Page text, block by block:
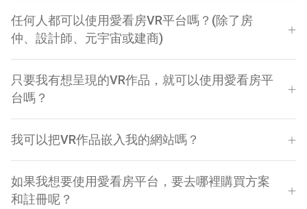
任何人都可以使用愛看房VR平台嗎？(除了房
仲、設計師、元宇宙或建商)
只要我有想呈現的VR作品，就可以使用愛看房平
台嗎？
我可以把VR作品嵌入我的網站嗎？
如果我想要使用愛看房平台，要去哪裡購買方案
和註冊呢？